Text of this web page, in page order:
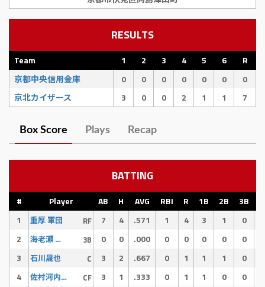
RESULTS
Team 1 2 3 4 5 6
R
京都中央信用金庫
0 0 0 0 0 0
0
京北カイザース
3 0 0 2 1 1 7
Box Score Plays Recap
BATTING
# Player AB H AVG RBI R 1B 2B 3B
1
重厚 軍団 RF 7 4 .571 1 4 3 1 0
2
海老瀬 啓介 3B 0 0 .000 0 0 0 0 0
3
石川晟也 C 3 2 .667 0 1 1 1 0
4
佐村河内 守 CF 3 1 .333 0 1 1 0 0